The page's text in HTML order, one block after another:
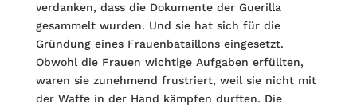
verdanken, dass die Dokumente der Guerilla
gesammelt wurden. Und sie hat sich für die
Gründung eines Frauenbataillons eingesetzt.
Obwohl die Frauen wichtige Aufgaben erfüllten,
waren sie zunehmend frustriert, weil sie nicht mit
der Waffe in der Hand kämpfen durften. Die